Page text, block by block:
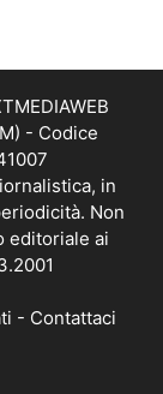
- Codice
in
Non
editoriale ai
- Contattaci